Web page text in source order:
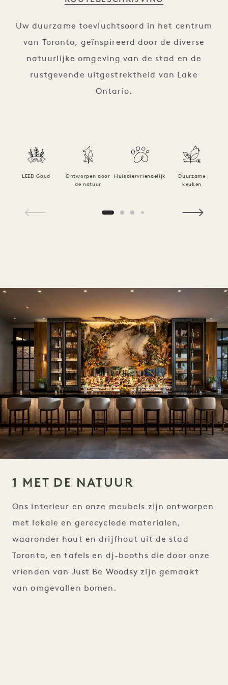
Uw duurzame toevluchtsoord in het centrum
van Toronto, geïnspireerd door de diverse
natuurlijke omgeving van de stad en de
rustgevende uitgestrektheid van Lake
Ontario.
LEED Goud
Ontworpen door
de natuur
Huisdiervriendelijk
Duurzame
keuken
1 MET DE NATUUR
Ons interieur en onze meubels zijn ontworpen
met lokale en gerecyclede materialen,
waaronder hout en drijfhout uit de stad
Toronto, en tafels en dj-booths die door onze
vrienden van Just Be Woodsy zijn gemaakt
van omgevallen bomen.